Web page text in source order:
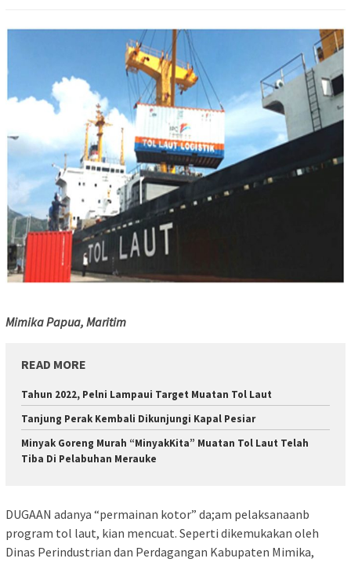
Mimika Papua, Maritim
READ MORE
Tahun 2022, Pelni Lampaui Target Muatan Tol Laut
Tanjung Perak Kembali Dikunjungi Kapal Pesiar
Minyak Goreng Murah “MinyakKita” Muatan Tol Laut Telah
Tiba Di Pelabuhan Merauke
DUGAAN adanya “permainan kotor” da;am pelaksanaanb
program tol laut, kian mencuat. Seperti dikemukakan oleh
Dinas Perindustrian dan Perdagangan Kabupaten Mimika,